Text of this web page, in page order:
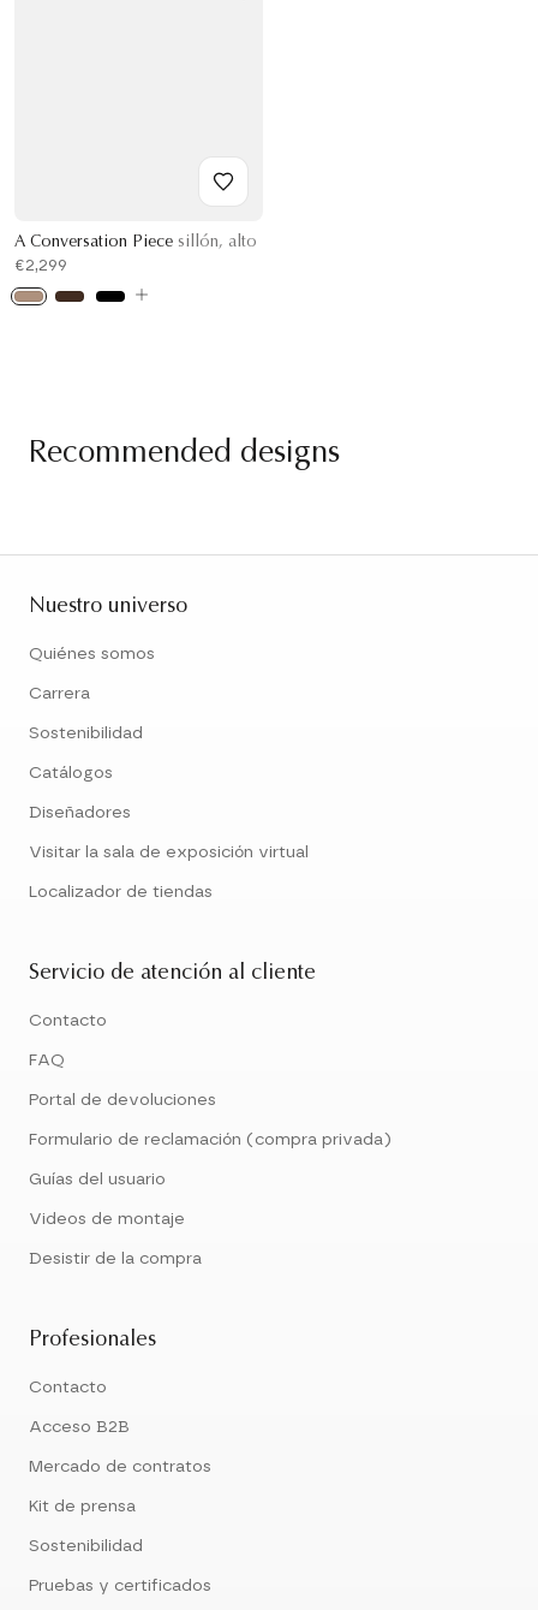
A Conversation Piece sillón, alto
€2,299
Recommended designs
Nuestro universo
Quiénes somos
Carrera
Sostenibilidad
Catálogos
Diseñadores
Visitar la sala de exposición virtual
Localizador de tiendas
Servicio de atención al cliente
Contacto
FAQ
Portal de devoluciones
Formulario de reclamación (compra privada)
Guías del usuario
Videos de montaje
Desistir de la compra
Profesionales
Contacto
Acceso B2B
Mercado de contratos
Kit de prensa
Sostenibilidad
Pruebas y certificados